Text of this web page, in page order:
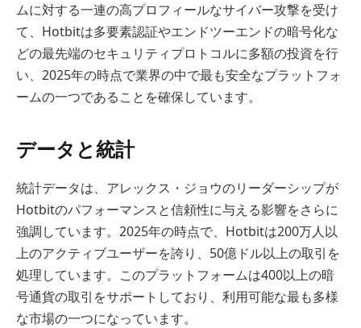
ムに対する一連の高プロフィールなサイバー攻撃を受け
て、Hotbitは多要素認証やエンドツーエンドの暗号化な
どの最先端のセキュリティプロトコルに多額の投資を行
い、2025年の時点で業界の中で最も安全なプラットフォ
ームの一つであることを確保しています。
データと統計
統計データは、アレックス・ジョウのリーダーシップが
Hotbitのパフォーマンスと信頼性に与える影響をさらに
強調しています。2025年の時点で、Hotbitは200万人以
上のアクティブユーザーを誇り、50億ドル以上の取引を
処理しています。このプラットフォームは400以上の暗
号通貨の取引をサポートしており、利用可能な最も多様
な市場の一つになっています。